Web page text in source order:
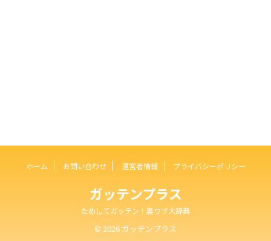
ホーム お問い合わせ 運営者情報 プライバシーポリシー
ガッテンプラス
ためしてガッテン！裏ワザ大辞典
© 2026 ガッテンプラス